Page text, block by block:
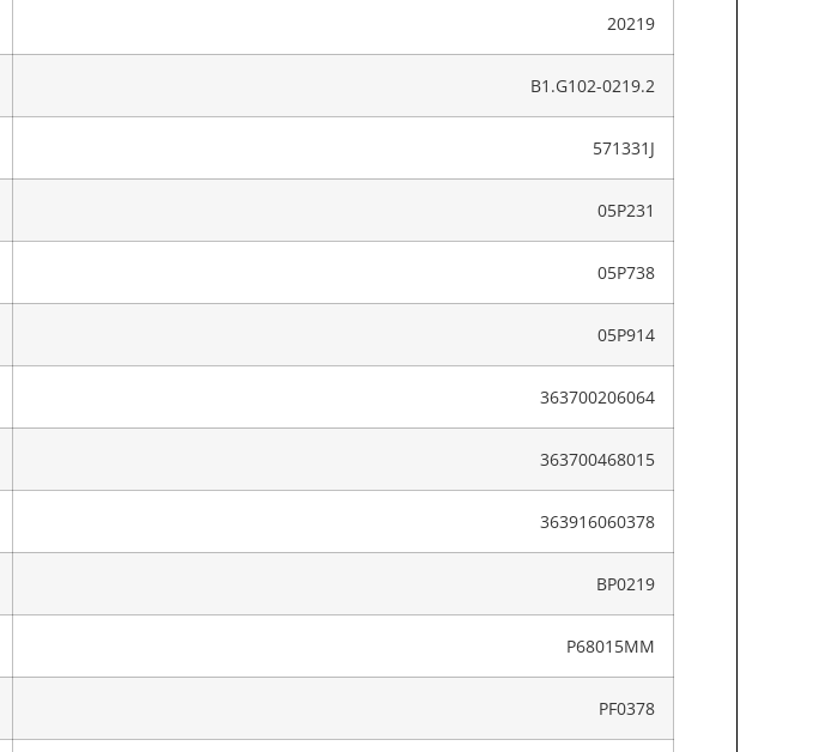
20219
B1.G102-0219.2
571331J
05P231
05P738
05P914
363700206064
363700468015
363916060378
BP0219
P68015MM
PF0378